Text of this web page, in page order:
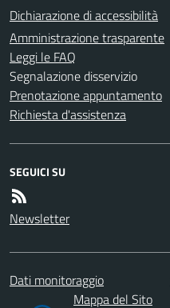
Dichiarazione di accessibilità
Amministrazione trasparente
Leggi le FAQ
Segnalazione disservizio
Prenotazione appuntamento
Richiesta d'assistenza
SEGUICI SU
Newsletter
Dati monitoraggio
Mappa del Sito